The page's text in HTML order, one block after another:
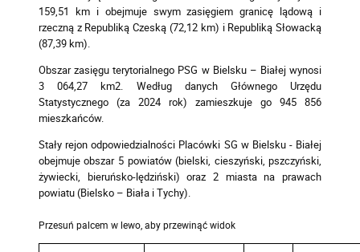
159,51 km i obejmuje swym zasięgiem granicę lądową i
rzeczną z Republiką Czeską (72,12 km) i Republiką Słowacką
(87,39 km).
Obszar zasięgu terytorialnego PSG w Bielsku – Białej wynosi
3 064,27 km2. Według danych Głównego Urzędu
Statystycznego (za 2024 rok) zamieszkuje go 945 856
mieszkańców.
Stały rejon odpowiedzialności Placówki SG w Bielsku - Białej
obejmuje obszar 5 powiatów (bielski, cieszyński, pszczyński,
żywiecki, bieruńsko-lędziński) oraz 2 miasta na prawach
powiatu (Bielsko – Biała i Tychy).